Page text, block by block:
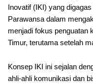
Inovatif (IKI) yang
Parawansa dalam
menjadi fokus penguatan
Timur, terutama setelah
Konsep IKI ini sejalan
ahli-ahli komunikasi dan